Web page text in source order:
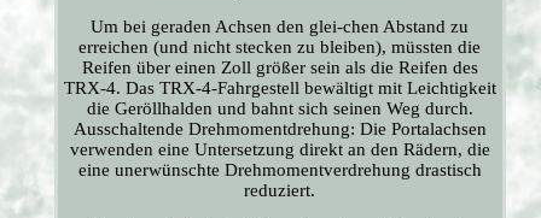
Um bei geraden Achsen den glei-chen Abstand zu
erreichen (und nicht stecken zu bleiben), müssten die
Reifen über einen Zoll größer sein als die Reifen des
TRX-4. Das TRX-4-Fahrgestell bewältigt mit Leichtigkeit
die Geröllhalden und bahnt sich seinen Weg durch.
Ausschaltende Drehmomentdrehung: Die Portalachsen
verwenden eine Untersetzung direkt an den Rädern, die
eine unerwünschte Drehmomentverdrehung drastisch
reduziert.